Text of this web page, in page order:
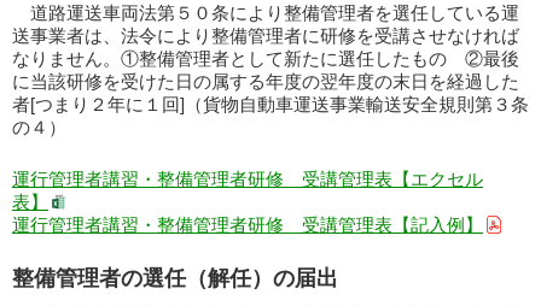
道路運送車両法第５０条により整備管理者を選任している運
送事業者は、法令により整備管理者に研修を受講させなければ
なりません。①整備管理者として新たに選任したもの ②最後
に当該研修を受けた日の属する年度の翌年度の末日を経過した
者[つまり２年に１回]（貨物自動車運送事業輸送安全規則第３条
の４）
運行管理者講習・整備管理者研修 受講管理表【エクセル
表】
運行管理者講習・整備管理者研修 受講管理表【記入例】
整備管理者の選任（解任）の届出